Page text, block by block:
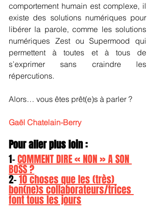
comportement humain est complexe, il
existe des solutions numériques pour
libérer la parole, comme les solutions
numériques Zest ou Supermood qui
permettent à toutes et à tous de
s’exprimer sans craindre les
répercutions.
Alors… vous êtes prêt(e)s à parler ?
Gaël Chatelain-Berry
Pour aller plus loin :
1- COMMENT DIRE « NON » A SON
BOSS ?
2- 10 choses que les (très)
bon(ne)s collaborateurs/trices
font tous les jours